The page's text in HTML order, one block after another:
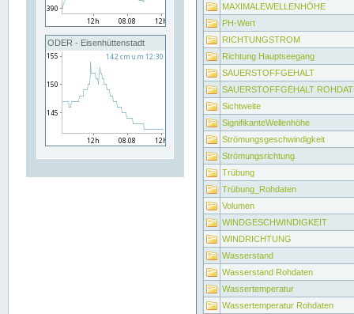
ODER - Eisenhüttenstadt
MAXIMALEWELLENHÖHE
PH-Wert
RICHTUNGSTROM
Richtung Hauptseegang
SAUERSTOFFGEHALT
SAUERSTOFFGEHALT
Sichtweite
SignifikanteWellenhöhe
Strömungsgeschwindigkeit
Strömungsrichtung
Trübung
Trübung_Rohdaten
Volumen
WINDGESCHWINDIGKEIT
WINDRICHTUNG
Wasserstand
Wasserstand Rohdaten
Wassertemperatur
Wassertemperatur Rohdaten